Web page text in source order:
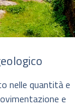
nelle quantità e
e